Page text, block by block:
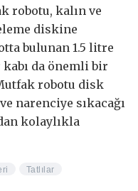
robotu, kalın ve
diskine
bulunan 1.5 litre
da önemli bir
robotu disk
narenciye sıkacağı
kolaylıkla
Tatlılar